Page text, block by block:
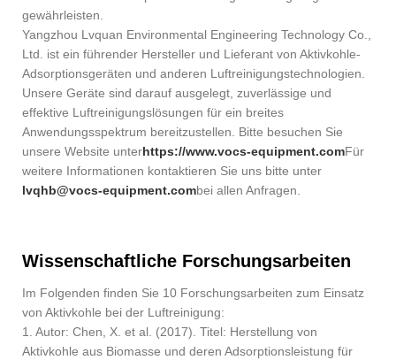
gewährleisten.
Yangzhou Lvquan Environmental Engineering Technology Co.,
Ltd. ist ein führender Hersteller und Lieferant von Aktivkohle-
Adsorptionsgeräten und anderen Luftreinigungstechnologien.
Unsere Geräte sind darauf ausgelegt, zuverlässige und
effektive Luftreinigungslösungen für ein breites
Anwendungsspektrum bereitzustellen. Bitte besuchen Sie
unsere Website unterhttps://www.vocs-equipment.comFür
weitere Informationen kontaktieren Sie uns bitte unter
lvqhb@vocs-equipment.combei allen Anfragen.
Wissenschaftliche Forschungsarbeiten
Im Folgenden finden Sie 10 Forschungsarbeiten zum Einsatz
von Aktivkohle bei der Luftreinigung:
1. Autor: Chen, X. et al. (2017). Titel: Herstellung von
Aktivkohle aus Biomasse und deren Adsorptionsleistung für